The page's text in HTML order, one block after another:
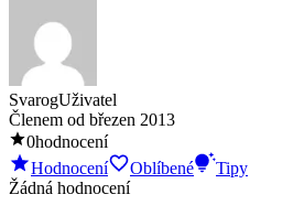
SvarogUživatel
Členem od březen 2013
0hodnocení
Hodnocení
Oblíbené
Tipy
Žádná hodnocení